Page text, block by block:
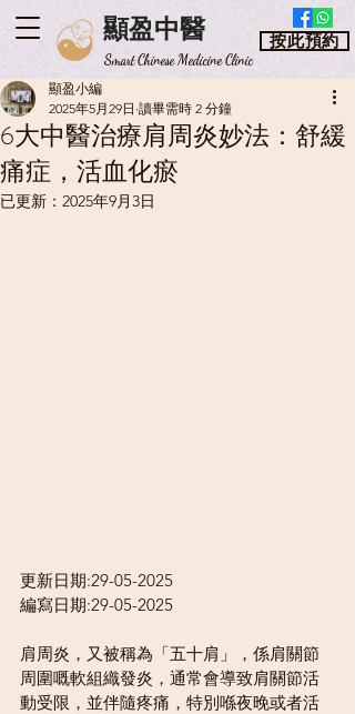
按此預約
顯盈中醫
​Smart Chinese Medicine Clinic
6大中醫治療肩周炎妙法：舒緩
痛症，活血化瘀
顯盈小編
2025年5月29日 讀畢需時 2 分鐘
已更新： 2025年9月3日
更新日期:29-05-2025
編寫日期:29-05-2025
肩周炎，又被稱為「五十肩」，係肩關節
周圍嘅軟組織發炎，通常會導致肩關節活
動受限，並伴隨疼痛，特別喺夜晚或者活